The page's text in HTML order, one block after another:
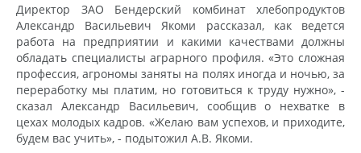
Директор ЗАО Бендерский комбинат хлебопродуктов
Александр Васильевич Якоми рассказал, как ведется
работа на предприятии и какими качествами должны
обладать специалисты аграрного профиля. «Это сложная
профессия, агрономы заняты на полях иногда и ночью, за
переработку мы платим, но готовиться к труду нужно», -
сказал Александр Васильевич, сообщив о нехватке в
цехах молодых кадров. «Желаю вам успехов, и приходите,
будем вас учить», - подытожил А.В. Якоми.